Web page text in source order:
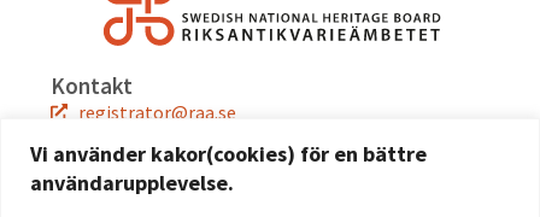
Vi använder kakor(cookies) för en bättre
användarupplevelse.
Kontakt
registrator@raa.se
Snabblänkar